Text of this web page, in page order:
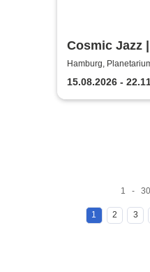
Cosmic Jazz
Hamburg
Hamburg,
15.08.2026 -
1 -
1 2 3